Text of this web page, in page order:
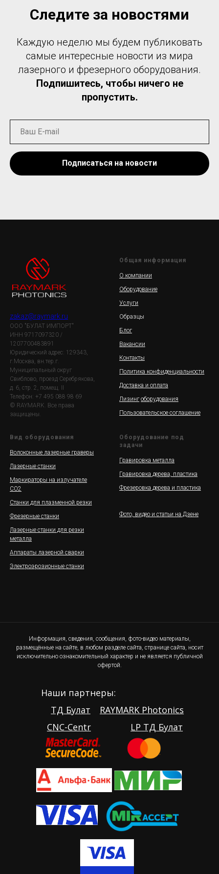
Следите за новостями
Каждую неделю мы будем публиковать
самые интересные новости из мира
лазерного и фрезерного оборудования.
Подпишитесь, чтобы ничего не
пропустить.
Подписаться на новости
zakaz@raymark.ru
ООО "БУЛАТ ИМПОРТ"
ИНН 9717097320 /
1207700483891
Юридический адрес: 129343,
г.Москва, вн.тер.г.
Муниципальный округ
Свиблово, проезд Серебрякова,
д. 6, стр. 2, помещ. II
Телефон: +7 495 088 98 69
© RAYMARK. Все права
защищены.
Общая информация
О компании
Оборудование
Услуги
Образцы
Блог
Вакансии
Контакты
Политика конфиденциальности
Доставка и оплата
Лизинг оборудования
Пользовательское соглашение
Вид оборудования
Волоконные лазерные граверы
Лазерные станки
Маркираторы на излучателе
СО2
Станки для плазменной резки
Фрезерные станки
Лазерные станки для резки
металла
Аппараты лазерной сварки
Электроэрозионные станки
Оборудование под
задачи
Гравировка металла
Гравировка дерева, пластика
Фрезеровка дерева и пластика
Фото, видео и статьи на Дзене
Информация, сведения, сообщения, фото-видео материалы,
размещённые на сайте, в любом разделе сайта, странице сайта, носит
исключительно ознакомительный характер и не является публичной
офертой.
Наши партнеры:
ТД Булат
RAYMARK Photonics
CNC-Centr
LP ТД Булат